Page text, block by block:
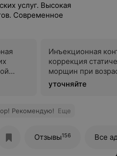
услуг. Высокая
Современное
Инъекционная
коррекция
морщин при
атрофии кожи
инъекционный
уточняйте
Рекомендую! Еще
Отзывы156 Все